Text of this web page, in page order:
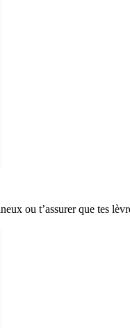
ou t’assurer que tes